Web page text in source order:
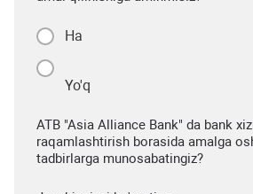
Ha
Yo'q
ATB "Asia Alliance Bank" da bank
raqamlashtirish borasida amalga
tadbirlarga munosabatingiz?